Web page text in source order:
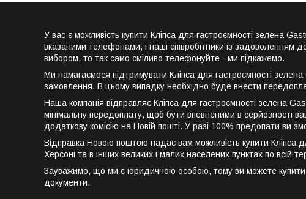
У вас є можливість купити Кліпса для гастроємності зелена
вказаними телефонами, і наші співробітники із задоволенням
вибором, то так само сміливо телефонуйте - ми підкажемо.
Ми намагаємося підтримувати Кліпса для гастроємності
замовлення. В цьому випадку необхідно буде внести
Наша компанія відправляє Кліпса для гастроємності зелена
мінімальну передоплату, щоб бути впевненими в серйозності
додаткову комісію на Новій пошті. У разі 100% предопати ви
Відправка Новою поштою надає вам можливість купити Кліпса
Херсоні та в інших великих і малих населених пунктах по всій
Зауважимо, що ми є юридичною особою, тому ви можете купити
документи.